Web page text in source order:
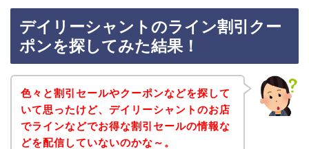
デイリーシャントのライン割引クー
ポンを探してみた結果！
色々と割引セールやクーポンなどを探して
いて思ったけど、デイリーシャントのお店
でラインなどでお得な割引セールの情報な
どを配信していないのかな～。